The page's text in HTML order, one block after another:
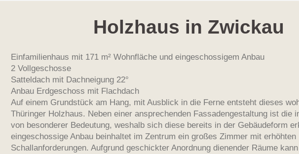
Holzhaus in Zwickau
Einfamilienhaus mit 171 m² Wohnfläche und eingeschossigem Anbau
2 Vollgeschosse
Satteldach mit Dachneigung 22°
Anbau Erdgeschoss mit Flachdach
Auf einem Grundstück am Hang, mit Ausblick in die Ferne entsteht dieses
Thüringer Holzhaus. Neben einer ansprechenden Fassadengestaltung ist die
von besonderer Bedeutung, weshalb sich diese bereits in der Gebäudeform
eingeschossige Anbau beinhaltet im Zentrum ein großes Zimmer mit erhöhten
Schallanforderungen. Aufgrund geschickter Anordnung dienender Räume